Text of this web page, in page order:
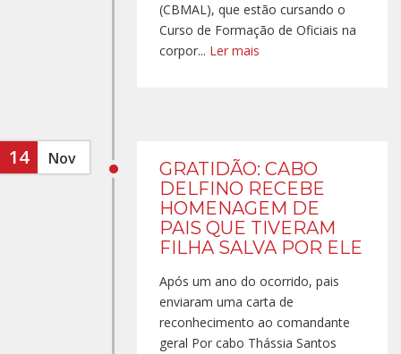
(CBMAL), que estão cursando o
Curso de Formação de Oficiais na
corpor... Ler mais
14 Nov
GRATIDÃO: CABO
DELFINO RECEBE
HOMENAGEM DE
PAIS QUE TIVERAM
FILHA SALVA POR ELE
Após um ano do ocorrido, pais
enviaram uma carta de
reconhecimento ao comandante
geral Por cabo Thássia Santos